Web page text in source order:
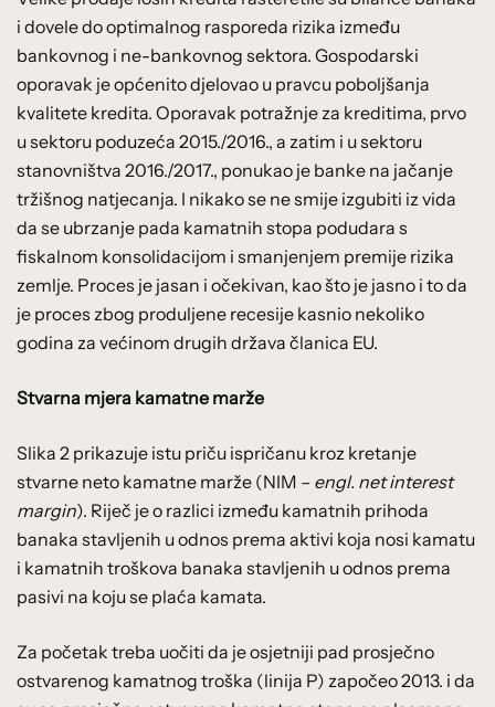
i dovele do optimalnog rasporeda rizika između
bankovnog i ne-bankovnog sektora. Gospodarski
oporavak je općenito djelovao u pravcu poboljšanja
kvalitete kredita. Oporavak potražnje za kreditima, prvo
u sektoru poduzeća 2015./2016., a zatim i u sektoru
stanovništva 2016./2017., ponukao je banke na jačanje
tržišnog natjecanja. I nikako se ne smije izgubiti iz vida
da se ubrzanje pada kamatnih stopa podudara s
fiskalnom konsolidacijom i smanjenjem premije rizika
zemlje. Proces je jasan i očekivan, kao što je jasno i to da
je proces zbog produljene recesije kasnio nekoliko
godina za većinom drugih država članica EU.
Stvarna mjera kamatne marže
Slika 2 prikazuje istu priču ispričanu kroz kretanje
stvarne neto kamatne marže (NIM – engl. net interest
margin). Riječ je o razlici između kamatnih prihoda
banaka stavljenih u odnos prema aktivi koja nosi kamatu
i kamatnih troškova banaka stavljenih u odnos prema
pasivi na koju se plaća kamata.
Za početak treba uočiti da je osjetniji pad prosječno
ostvarenog kamatnog troška (linija P) započeo 2013. i da